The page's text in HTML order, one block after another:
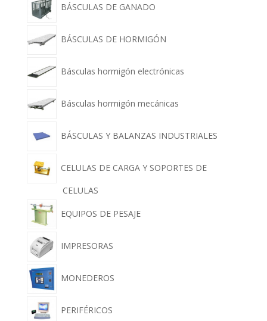
BÁSCULAS DE GANADO
BÁSCULAS DE HORMIGÓN
Básculas hormigón electrónicas
Básculas hormigón mecánicas
BÁSCULAS Y BALANZAS INDUSTRIALES
CELULAS DE CARGA Y SOPORTES DE
CELULAS
EQUIPOS DE PESAJE
IMPRESORAS
MONEDEROS
PERIFÉRICOS